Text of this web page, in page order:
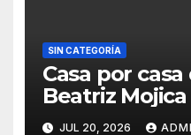
SIN CATEGORÍA
Casa por
Beatriz
nacional en
JUL 20, 2026